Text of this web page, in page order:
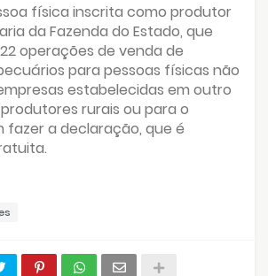
física inscrita como produtor
da Fazenda do Estado, que
operações de venda de
para pessoas físicas não
estabelecidas em outro
rurais ou para o
fazer a declaração, que é